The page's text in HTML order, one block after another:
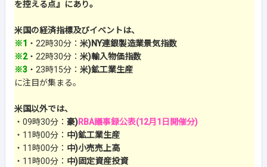
を控える点』にあり。
米国の経済指標及びイベントは、
※1 ・22時30分： 米)NY連銀製造業景気指数
※2・22時30分： 米)輸入物価指数
※3 ・23時15分： 米)鉱工業生産
に注目が集まる。
米国以外では、
・09時30分： 豪)RBA議事録公表(12月1日開催分)
・11時00分： 中)鉱工業生産
・11時00分： 中)小売売上高
・11時00分： 中)固定資産投資